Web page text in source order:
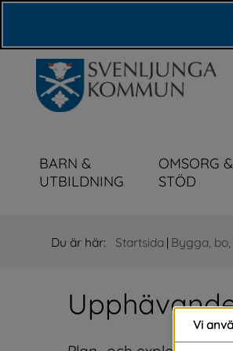
BARN &
UTBILDNING
OMSORG &
STÖD
Du är här: Startsida | Bygga,
Vi